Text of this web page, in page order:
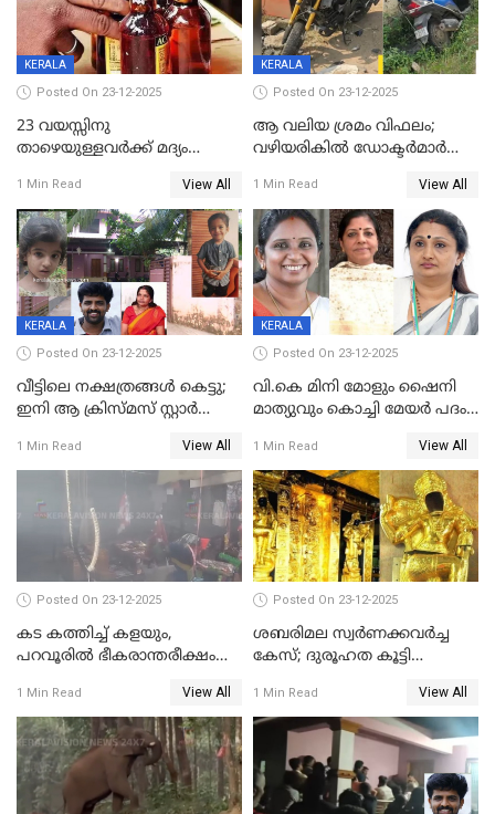
KERALA
Posted On 23-12-2025
23 വയസ്സിനു
താഴെയുള്ളവർക്ക് മദ്യം
നടപടി;സ്ഥാപനങ്ങൾക്കെതിരെ
രണ്ട് കേസുകൾ
1 Min Read View All
KERALA
Posted On 23-12-2025
ആ വലിയ ശ്രമം വിഫലം;
വഴിയരികില്‍ ‌ഡോക്ടര്‍മാര്‍
മരണത്തിന് കീഴടങ്ങി
1 Min Read View All
KERALA
Posted On 23-12-2025
വീട്ടിലെ നക്ഷത്രങ്ങൾ കെട്ടു;
ഇനി ആ ക്രിസ്മസ് സ്റ്റാർ
വേണ്ടിയുള്ള
പിടിവലിക്കിടയിൽ
അപ്പൂപ്പനെതിരെ പോക്സോ
കേസ് ഒടുവിൽ 4 ജീവനുകൾ
പൊലിഞ്ഞു
1 Min Read View All
KERALA
Posted On 23-12-2025
വി.കെ മിനി മോളും ഷൈനി
മാത്യുവും കൊച്ചി മേയർ പദം
മേയറാകില്ല
1 Min Read View All
Posted On 23-12-2025
കട കത്തിച്ച് കളയും,
പറവൂരില്‍ ഭീകരാന്തരീക്ഷം
1 Min Read View All
Posted On 23-12-2025
ശബരിമല സ്വര്‍ണക്കവര്‍ച്ച
കേസ്; ദുരൂഹത കൂട്ടി
1 Min Read View All